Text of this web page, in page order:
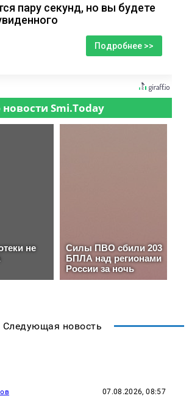
пару секунд, но вы будете
Подробнее >>
Следующая новость
07.08.2026, 08:57